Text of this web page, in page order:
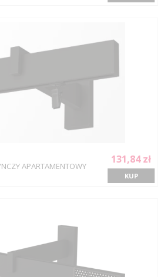
APARTAMENTOWY
131,84 zł
KUP